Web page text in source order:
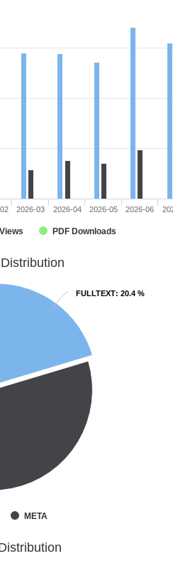
PDF Downloads
2026-03 2026-04 2026-05 2026-06
FULLTEXT: 20.4 %
FULLTEXT: 20.4 %
META